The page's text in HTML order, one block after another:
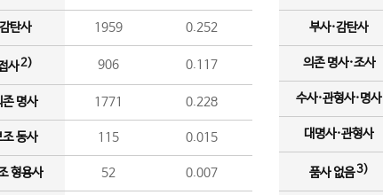
탄사 1959 0.252
사2) 906 0.117
존 명사 1771 0.228
조 동사 115 0.015
형용사 52 0.007
부사·감탄사
의존 명사·조사
수사·관형사·명사
대명사·관형사
품사 없음3)